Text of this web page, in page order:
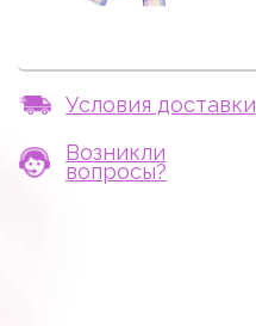
Условия доставки
Возникли
вопросы?